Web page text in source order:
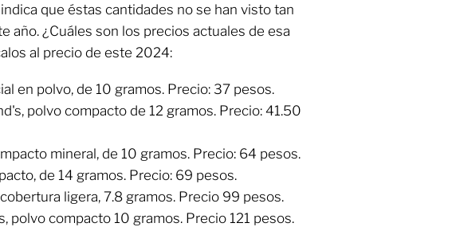
que éstas cantidades no se han visto tan
año. ¿Cuáles son los precios actuales de esa
al precio de este 2024:
en polvo, de 10 gramos. Precio: 37 pesos.
polvo compacto de 12 gramos. Precio: 41.50
mineral, de 10 gramos. Precio: 64 pesos.
de 14 gramos. Precio: 69 pesos.
ligera, 7.8 gramos. Precio 99 pesos.
polvo compacto 10 gramos. Precio 121 pesos.